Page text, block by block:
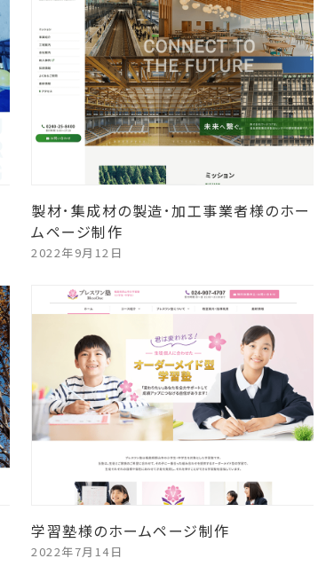
製材･集成材の製造･加工事業者様のホー
ムページ制作
2022年9月12日
学習塾様のホームページ制作
2022年7月14日